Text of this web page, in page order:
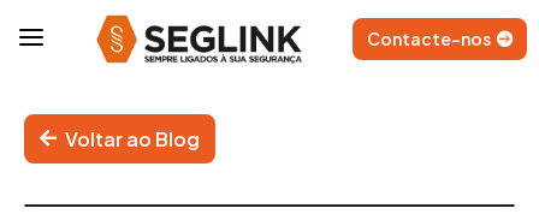
a Contacte-nos
Voltar ao Blog